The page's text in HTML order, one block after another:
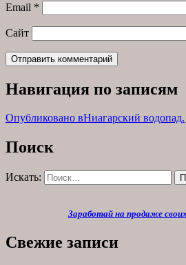
Email *
Сайт
Навигация по записям
Опубликовано вНиагарский водопад.
Поиск
Искать:
Заработай на продаже
Свежие записи